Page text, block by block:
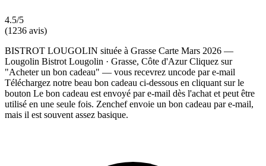
4.5/5
(1236 avis)
BISTROT LOUGOLIN située à Grasse Carte Mars 2026 —
Lougolin Bistrot Lougolin · Grasse, Côte d'Azur Cliquez sur
"Acheter un bon cadeau" — vous recevrez uncode par e-mail
Téléchargez notre beau bon cadeau ci-dessous en cliquant sur le
bouton Le bon cadeau est envoyé par e-mail dès l'achat et peut être
utilisé en une seule fois. Zenchef envoie un bon cadeau par e-mail,
mais il est souvent assez basique.